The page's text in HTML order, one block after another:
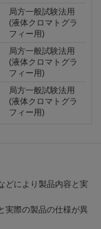
局方一般試験法用
(液体クロマトグラ
フィー用)
局方一般試験法用
(液体クロマトグラ
フィー用)
局方一般試験法用
(液体クロマトグラ
フィー用)
どにより製品内容と実
実際の製品の仕様が異